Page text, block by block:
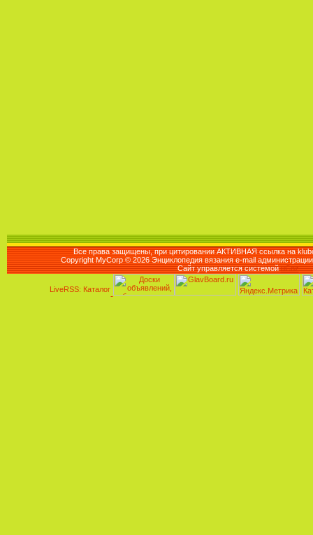
Все права защищены, при цитировании АКТИВНАЯ ссылка на
Copyright MyCorp © 2026 Энциклопедия вязания e-mail
Сайт управляется системойuCoz